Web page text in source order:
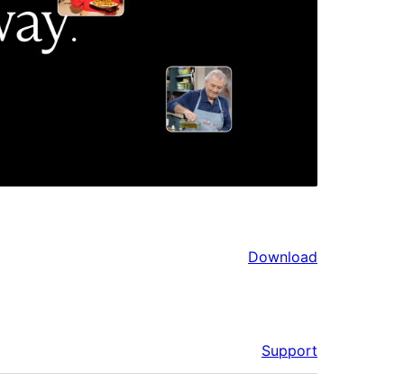
Download
Support